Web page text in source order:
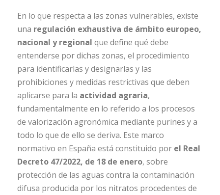
En lo que respecta a las zonas vulnerables, existe
una regulación exhaustiva de ámbito europeo,
nacional y regional que define qué debe
entenderse por dichas zonas, el procedimiento
para identificarlas y designarlas y las
prohibiciones y medidas restrictivas que deben
aplicarse para la actividad agraria,
fundamentalmente en lo referido a los procesos
de valorización agronómica mediante purines y a
todo lo que de ello se deriva. Este marco
normativo en España está constituido por el Real
Decreto 47/2022, de 18 de enero, sobre
protección de las aguas contra la contaminación
difusa producida por los nitratos procedentes de